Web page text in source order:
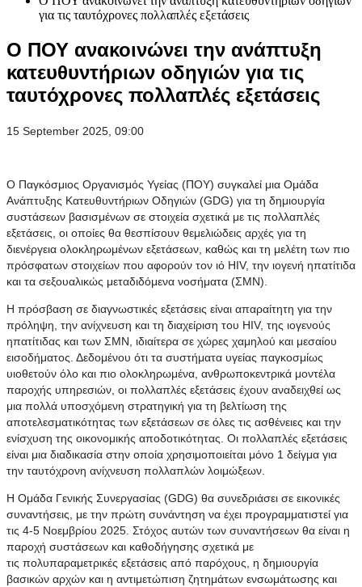
για τις ταυτόχρονες πολλαπλές εξετάσεις
Ο ΠΟΥ ανακοινώνει την ανάπτυξη
κατευθυντήριων οδηγιών για τις
ταυτόχρονες πολλαπλές εξετάσεις
15 September 2025, 09:00
Ο Παγκόσμιος Οργανισμός Υγείας (ΠΟΥ) συγκαλεί μια Ομάδα
Ανάπτυξης Κατευθυντήριων Οδηγιών (GDG) για τη δημιουργία
συστάσεων βασισμένων σε στοιχεία σχετικά με τις πολλαπλές
εξετάσεις, οι οποίες θα θεσπίσουν θεμελιώδεις αρχές για τη
διενέργεια ολοκληρωμένων εξετάσεων, καθώς και τη μελέτη των πιο
πρόσφατων στοιχείων που αφορούν τον ιό HIV, την ιογενή ηπατίτιδα
και τα σεξουαλικώς μεταδιδόμενα νοσήματα (ΣΜΝ).
Η πρόσβαση σε διαγνωστικές εξετάσεις είναι απαραίτητη για την
πρόληψη, την ανίχνευση και τη διαχείριση του HIV, της ιογενούς
ηπατίτιδας και των ΣΜΝ, ιδιαίτερα σε χώρες χαμηλού και μεσαίου
εισοδήματος. Δεδομένου ότι τα συστήματα υγείας παγκοσμίως
υιοθετούν όλο και πιο ολοκληρωμένα, ανθρωποκεντρικά μοντέλα
παροχής υπηρεσιών, οι πολλαπλές εξετάσεις έχουν αναδειχθεί ως
μια πολλά υποσχόμενη στρατηγική για τη βελτίωση της
αποτελεσματικότητας των εξετάσεων σε όλες τις ασθένειες και την
ενίσχυση της οικονομικής αποδοτικότητας. Οι πολλαπλές εξετάσεις
είναι μια διαδικασία στην οποία χρησιμοποιείται μόνο 1 δείγμα για
την ταυτόχρονη ανίχνευση πολλαπλών λοιμώξεων.
Η Ομάδα Γενικής Συνεργασίας (GDG) θα συνεδριάσει σε εικονικές
συναντήσεις, με την πρώτη συνάντηση να έχει προγραμματιστεί για
τις 4-5 Νοεμβρίου 2025. Στόχος αυτών των συναντήσεων θα είναι η
παροχή συστάσεων και καθοδήγησης σχετικά με
τις πολυπαραμετρικές εξετάσεις από παρόχους , η δημιουργία
βασικών αρχών και η αντιμετώπιση ζητημάτων ενσωμάτωσης και